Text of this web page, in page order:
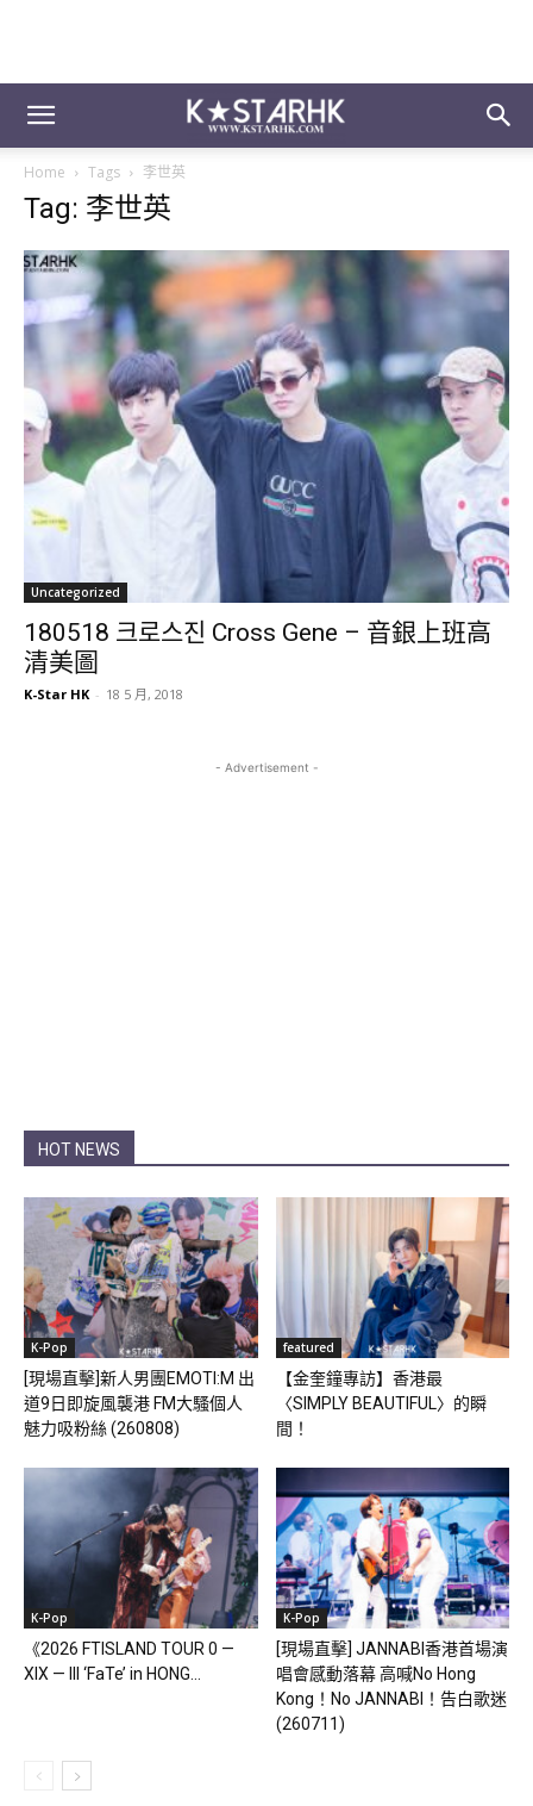
Home Tags 李世英
Tag: 李世英
Uncategorized
180518 크로스진 Cross Gene – 音銀上班高
清美圖
K-Star HK - 18 5 月, 2018
- Advertisement -
HOT NEWS
K-Pop
[現場直擊]新人男團EMOTI:M 出
道9日即旋風襲港 FM大騷個人
魅力吸粉絲 (260808)
featured
【金奎鐘專訪】香港最
〈SIMPLY BEAUTIFUL〉的瞬
間！
K-Pop
《2026 FTISLAND TOUR 0 —
XIX — III ‘FaTe’ in HONG...
K-Pop
[現場直擊] JANNABI香港首場演
唱會感動落幕 高喊No Hong
Kong！No JANNABI！告白歌迷
(260711)